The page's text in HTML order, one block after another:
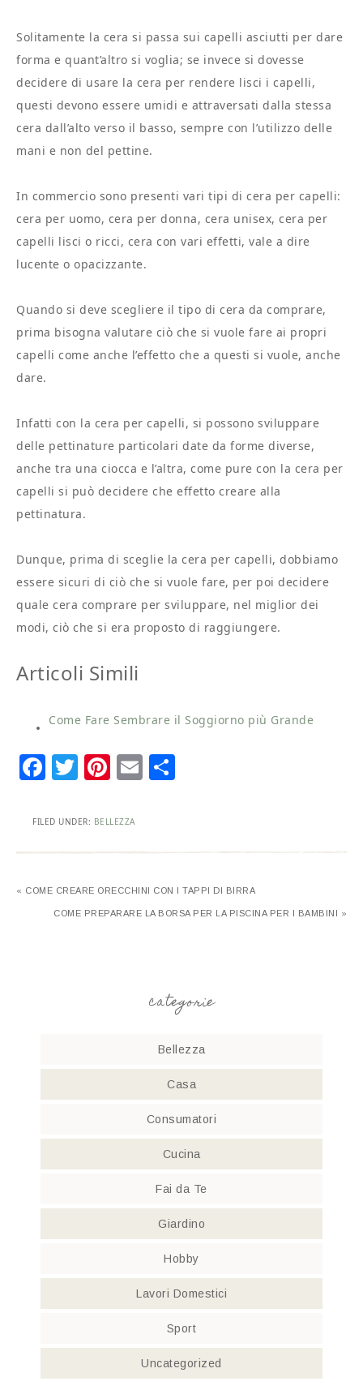
Solitamente la cera si passa sui capelli asciutti per dare
forma e quant’altro si voglia; se invece si dovesse
decidere di usare la cera per rendere lisci i capelli,
questi devono essere umidi e attraversati dalla stessa
cera dall’alto verso il basso, sempre con l’utilizzo delle
mani e non del pettine.
In commercio sono presenti vari tipi di cera per capelli:
cera per uomo, cera per donna, cera unisex, cera per
capelli lisci o ricci, cera con vari effetti, vale a dire
lucente o opacizzante.
Quando si deve scegliere il tipo di cera da comprare,
prima bisogna valutare ciò che si vuole fare ai propri
capelli come anche l’effetto che a questi si vuole, anche
dare.
Infatti con la cera per capelli, si possono sviluppare
delle pettinature particolari date da forme diverse,
anche tra una ciocca e l’altra, come pure con la cera per
capelli si può decidere che effetto creare alla
pettinatura.
Dunque, prima di sceglie la cera per capelli, dobbiamo
essere sicuri di ciò che si vuole fare, per poi decidere
quale cera comprare per sviluppare, nel miglior dei
modi, ciò che si era proposto di raggiungere.
Articoli Simili
Come Fare Sembrare il Soggiorno più Grande
Facebook
Twitter
Pinterest
Email
FILED UNDER: BELLEZZA
« COME CREARE ORECCHINI CON I TAPPI DI BIRRA
COME PREPARARE LA BORSA PER LA PISCINA PER I BAMBINI »
categorie
Bellezza
Casa
Consumatori
Cucina
Fai da Te
Giardino
Hobby
Lavori Domestici
Sport
Uncategorized